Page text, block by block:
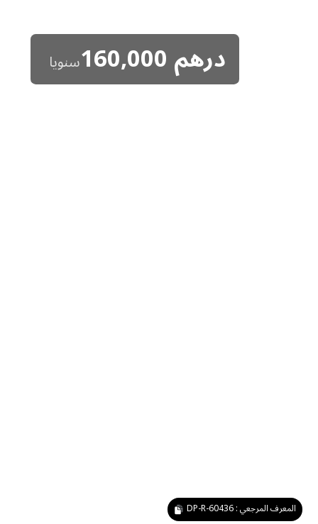
درهم160,000سنويا
المعرف المرجعي :DP-R-60436